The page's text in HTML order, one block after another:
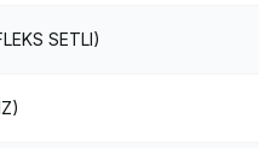
SETLI)